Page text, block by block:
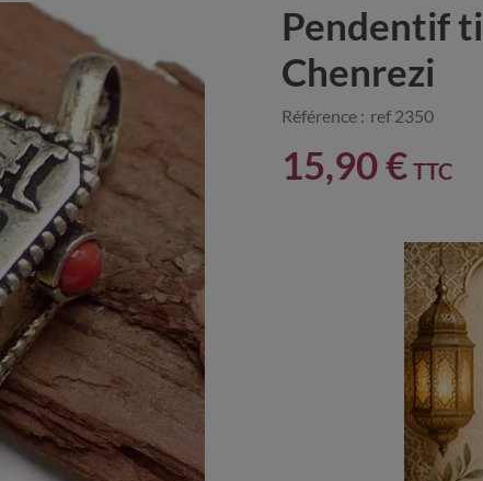
Pendentif
Chenrezi
Référence : ref 2350
15,90 € TTC